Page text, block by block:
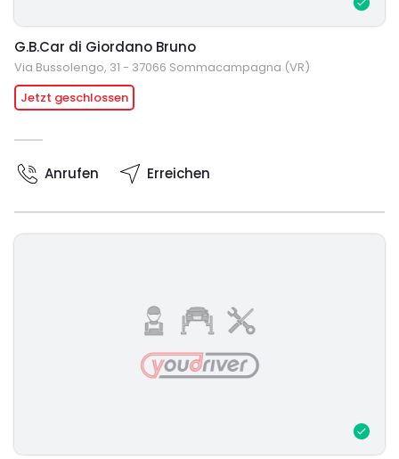
G.B.Car di Giordano Bruno
Via Bussolengo, 31 - 37066 Sommacampagna (VR)
Jetzt geschlossen
Anrufen Erreichen